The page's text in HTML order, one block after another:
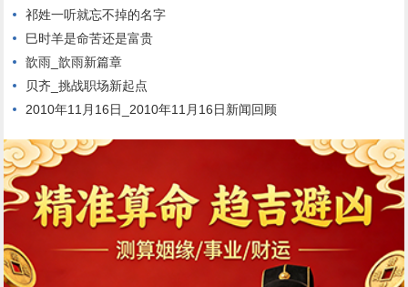
祁姓一听就忘不掉的名字
巳时羊是命苦还是富贵
歆雨_歆雨新篇章
贝齐_挑战职场新起点
2010年11月16日_2010年11月16日新闻回顾